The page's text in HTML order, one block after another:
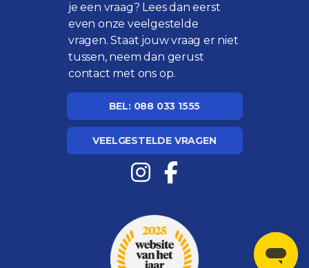
je een vraag? Lees dan eerst
even onzeveelgestelde
vragen. Staat jouw vraag er niet
tussen, neem dan gerust
contact met ons op.
BEL: 088 033 1555
VEELGESTELDE VRAGEN